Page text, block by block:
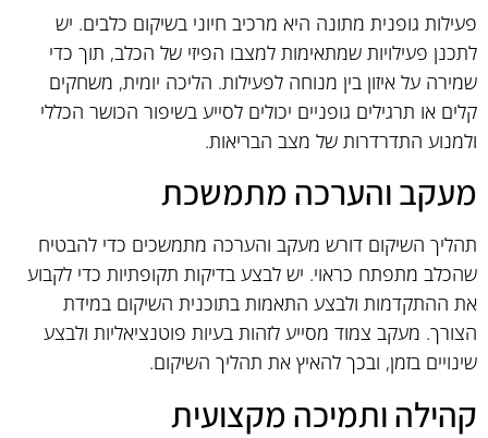
פעילות גופנית מתונה היא מרכיב חיוני בשיקום כלבים. יש
לתכנן פעילויות שמתאימות למצבו הפיזי של הכלב, תוך כדי
שמירה על איזון בין מנוחה לפעילות. הליכה יומית, משחקים
קלים או תרגילים גופניים יכולים לסייע בשיפור הכושר הכללי
ולמנוע התדרדרות של מצב הבריאות.
מעקב והערכה מתמשכת
תהליך השיקום דורש מעקב והערכה מתמשכים כדי להבטיח
שהכלב מתפתח כראוי. יש לבצע בדיקות תקופתיות כדי לקבוע
את ההתקדמות ולבצע התאמות בתוכנית השיקום במידת
הצורך. מעקב צמוד מסייע לזהות בעיות פוטנציאליות ולבצע
שינויים בזמן, ובכך להאיץ את תהליך השיקום.
קהילה ותמיכה מקצועית